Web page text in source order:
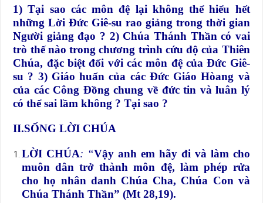
1) Tại sao các môn đệ lại không thể hiểu hết
những Lời Đức Giê-su rao giảng trong thời gian
Người giảng đạo ? 2) Chúa Thánh Thần có vai
trò thế nào trong chương trình cứu độ của Thiên
Chúa, đặc biệt đối với các môn đệ của Đức Giê-
su ? 3) Giáo huấn của các Đức Giáo Hòang và
của các Công Đồng chung về đức tin và luân lý
có thể sai lầm không ? Tại sao ?
II.SỐNG LỜI CHÚA
LỜI CHÚA: “Vậy anh em hãy đi và làm cho
muôn dân trở thành môn đệ, làm phép rửa
cho họ nhân danh Chúa Cha, Chúa Con và
Chúa Thánh Thần” (Mt 28,19).